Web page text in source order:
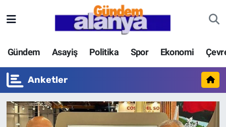
Gündem Asayiş Politika Spor Ekonomi
Anketler